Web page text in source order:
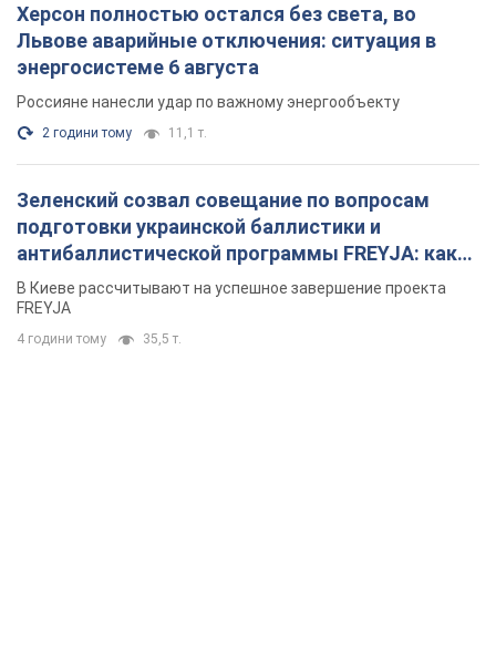
Херсон полностью остался без света, во
Львове аварийные отключения: ситуация в
энергосистеме 6 августа
Россияне нанесли удар по важному энергообъекту
2 години тому 11,1 т.
Зеленский созвал совещание по вопросам
подготовки украинской баллистики и
антибаллистической программы FREYJA: какие
решения готовятся
В Киеве рассчитывают на успешное завершение проекта
FREYJA
4 години тому 35,5 т.